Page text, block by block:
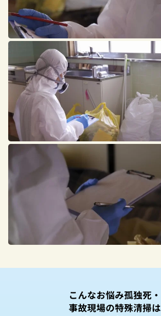
こんなお悩み孤独死・
事故現場の特殊清掃は